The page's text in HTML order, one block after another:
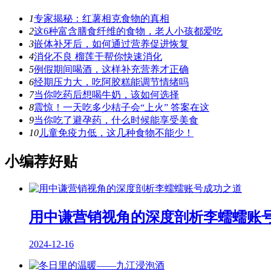
1专家揭秘：红薯相克食物的真相
2这6种富含膳食纤维的食物，老人小孩都爱吃
3嵌体补牙后，如何通过营养促进恢复
4消化不良 榴莲干帮你快速消化
5例假期间喝酒，这样补充营养才正确
6经期压力大，吃阿胶糕能调节情绪吗
7当你吃药后想喝牛奶，该如何选择
8震惊！一天吃多少桔子会“上火” 答案在这
9当你吃了避孕药，什么时候能享受美食
10 儿童免疫力低，这几种食物不能少！
小编荐好贴
用中谦营销视角的深度剖析李蠕蠕账
2024-12-16